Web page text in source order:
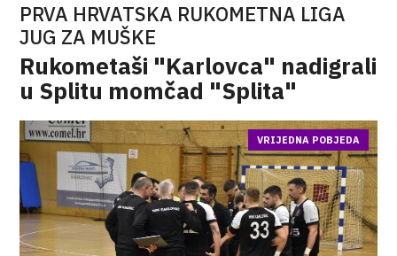
PRVA HRVATSKA RUKOMETNA LIGA
JUG ZA MUŠKE
Rukometaši "Karlovca" nadigrali
u Splitu momčad "Splita"
VRIJEDNA POBJEDA